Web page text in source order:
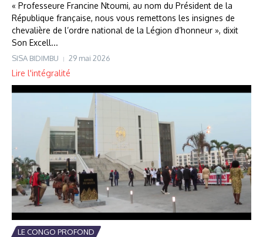
« Professeure Francine Ntoumi, au nom du Président de la
République française, nous vous remettons les insignes de
chevalière de l’ordre national de la Légion d’honneur », dixit
Son Excell...
SISA BIDIMBU 29 mai 2026
Lire l'intégralité
LE CONGO PROFOND